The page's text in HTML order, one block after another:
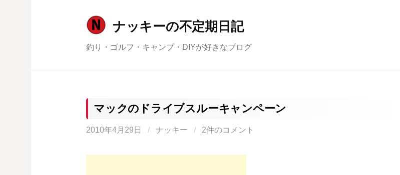
ナッキーの不定期日記
釣り・ゴルフ・キャンプ・DIYが好きなブログ
マックのドライブスルーキャンペーン
2010年4月29日 / ナッキー / 2件のコメント